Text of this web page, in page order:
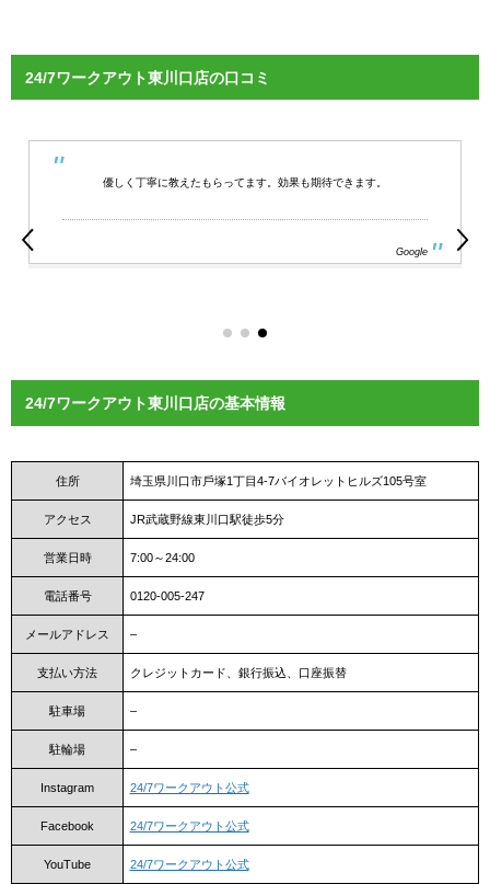
24/7ワークアウト東川口店の口コミ
優しく丁寧に教えたもらってます。効果も期待できます。
Google
24/7ワークアウト東川口店の基本情報
住所 埼玉県川口市戶塚1丁目4-7バイオレットヒルズ105号室
アクセス JR武蔵野線東川口駅徒歩5分
営業日時 7:00～24:00
電話番号 0120-005-247
メールアドレス –
支払い方法 クレジットカード、銀行振込、口座振替
駐車場 –
駐輪場 –
Instagram 24/7ワークアウト公式
Facebook 24/7ワークアウト公式
YouTube 24/7ワークアウト公式